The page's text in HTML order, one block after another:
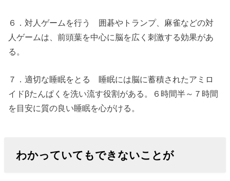
６．対人ゲームを行う 囲碁やトランプ、麻雀などの対
人ゲームは、前頭葉を中心に脳を広く刺激する効果があ
る。
７．適切な睡眠をとる 睡眠には脳に蓄積されたアミロ
イドβたんぱくを洗い流す役割がある。６時間半～７時間
を目安に質の良い睡眠を心がける。
わかっていてもできないことが